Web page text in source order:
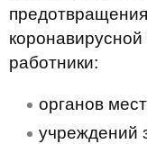
работники:
органов
учреждений